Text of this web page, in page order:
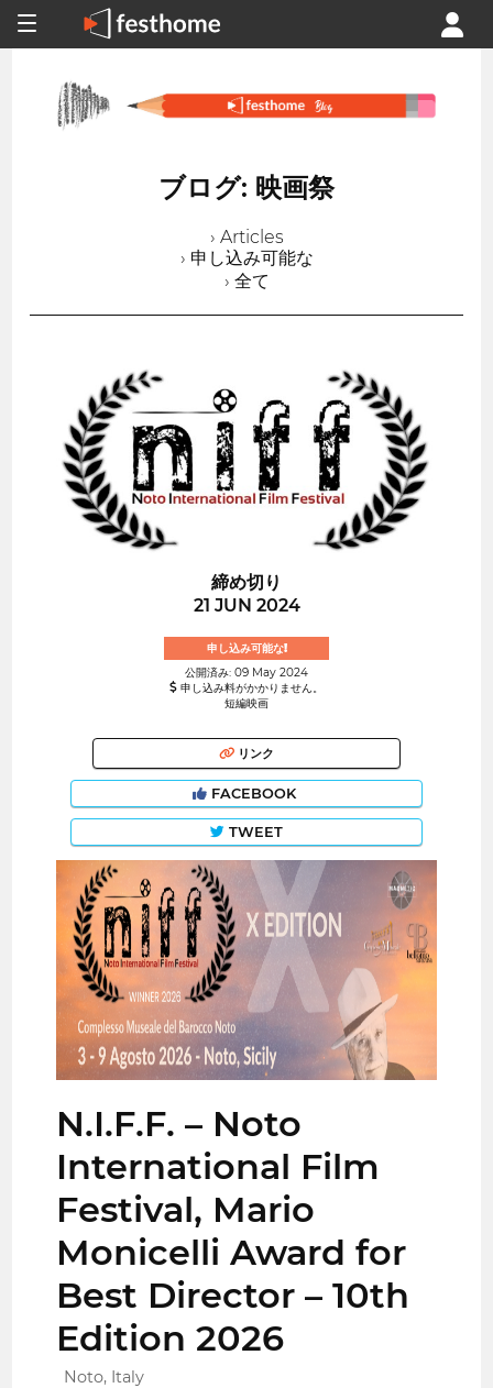
ブログ: 映画祭
› Articles
› 申し込み可能な
› 全て
締め切り
21 JUN 2024
申し込み可能な!
公開済み: 09 May 2024
申し込み料がかかりません。
短編映画
リンク
FACEBOOK
TWEET
N.I.F.F. – Noto
International Film
Festival, Mario
Monicelli Award for
Best Director – 10th
Edition 2026
Noto, Italy